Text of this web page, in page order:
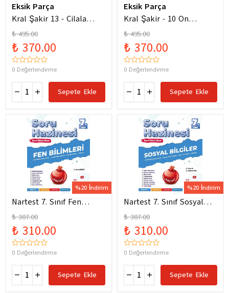
Eksik Parça
Kral Şakir 13 - Cilala
Parlat Bir Dürüm Patlat!
₺ 495.00
₺ 370.00
0 Değerlendirme
Sepete Ekle
Eksik Parça
Kral Şakir - 10 On
Numara Macera Ciltli
₺ 495.00
₺ 370.00
0 Değerlendirme
Sepete Ekle
%20 İndirim
Nartest 7. Sınıf Fen
Bilimleri Soru Hazinesi
Yeni Maarif Modele
Uygun
₺ 387.00
₺ 310.00
0 Değerlendirme
Sepete Ekle
%20 İndirim
Nartest 7. Sınıf Sosyal
Bilgiler Soru Hazinesi
Yeni Maarif Modele
Uygun
₺ 387.00
₺ 310.00
0 Değerlendirme
Sepete Ekle